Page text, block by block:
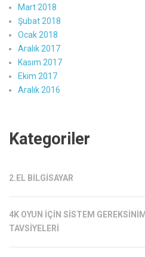
Mart 2018
Şubat 2018
Ocak 2018
Aralık 2017
Kasım 2017
Ekim 2017
Aralık 2016
Kategoriler
2.EL BILGISAYAR
4K OYUN İÇIN SISTEM
TAVSIYELERI